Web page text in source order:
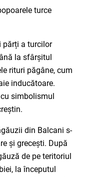
turce
părți a turcilor
la sfârșitul
rituri păgâne, cum
inducătoare.
simbolismul
din Balcani s-
și grecești. După
de pe teritoriul
la începutul